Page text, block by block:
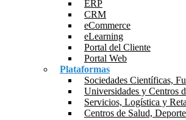
ERP
CRM
eCommerce
eLearning
Portal del Cliente
Portal Web
Plataformas
Sociedades Científicas,
Universidades y Centros
Servicios, Logística y
Centros de Salud,